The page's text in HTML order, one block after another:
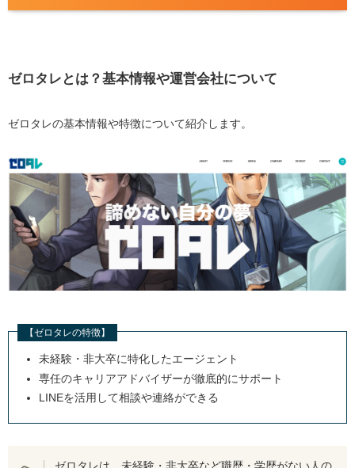
ゼロタレとは？基本情報や運営会社について
ゼロタレの基本情報や特徴について紹介します。
【ゼロタレの特徴】
未経験・非大卒に特化したエージェント
専任のキャリアアドバイザーが徹底的にサポート
LINEを活用して相談や連絡ができる